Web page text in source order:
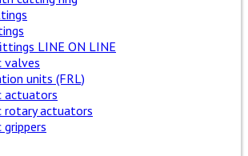
LINE ON LINE
valves
units (FRL)
actuators
rotary actuators
grippers